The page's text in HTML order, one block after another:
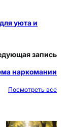
уюта и
запись
наркомании
Посмотреть все